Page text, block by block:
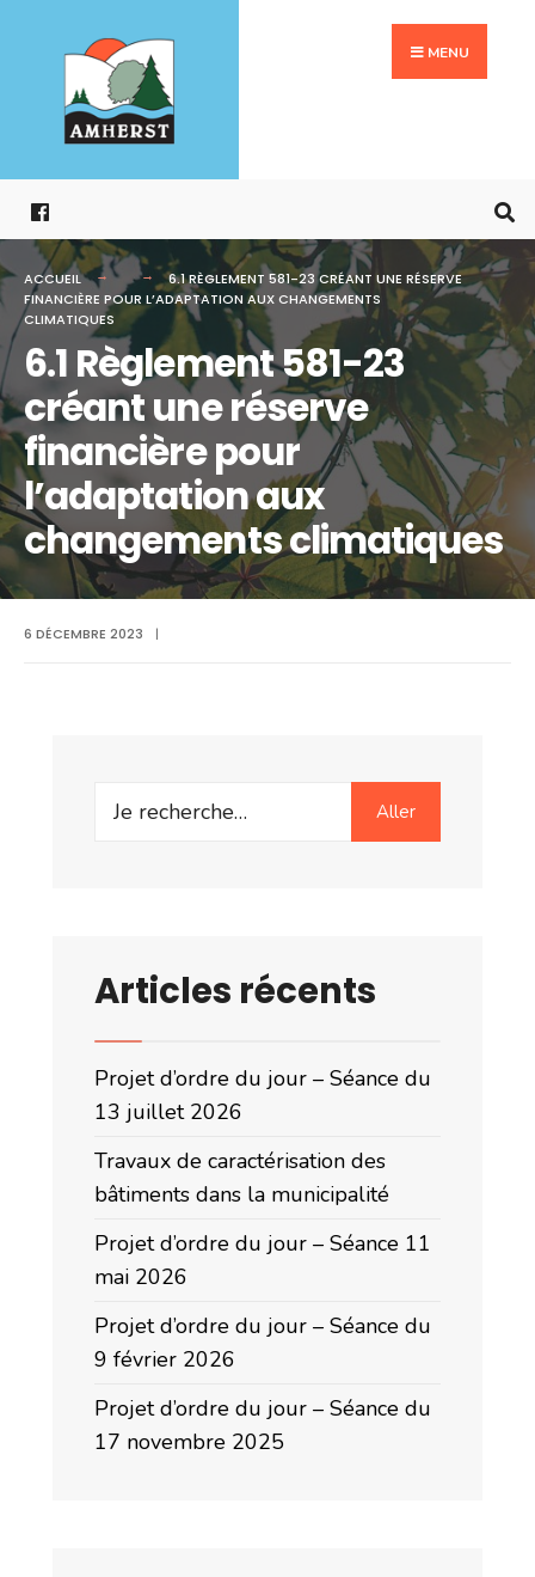
contenu
MENU
ACCUEIL
6.1 RÈGLEMENT 581-23 CRÉANT UNE RÉSERVE
FINANCIÈRE POUR L’ADAPTATION AUX CHANGEMENTS
CLIMATIQUES
6.1 Règlement 581-23
créant une réserve
financière pour
l’adaptation aux
changements climatiques
6 DÉCEMBRE 2023 |
Search
Aller
Articles récents
Projet d’ordre du jour – Séance du
13 juillet 2026
Travaux de caractérisation des
bâtiments dans la municipalité
Projet d’ordre du jour – Séance 11
mai 2026
Projet d’ordre du jour – Séance du
9 février 2026
Projet d’ordre du jour – Séance du
17 novembre 2025
for: